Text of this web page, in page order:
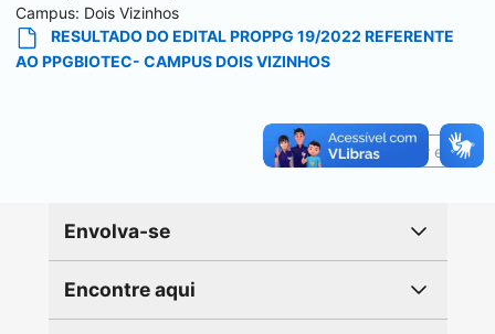
Campus: Dois Vizinhos
RESULTADO DO EDITAL PROPPG 19/2022 REFERENTE
AO PPGBIOTEC- CAMPUS DOIS VIZINHOS
Reportar erro
Envolva-se
Encontre aqui